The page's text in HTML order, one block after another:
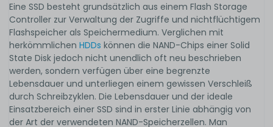
Eine SSD besteht grundsätzlich aus einem Flash Storage
Controller zur Verwaltung der Zugriffe und nichtflüchtigem
Flashspeicher als Speichermedium. Verglichen mit
herkömmlichen HDDs können die NAND-Chips einer Solid
State Disk jedoch nicht unendlich oft neu beschrieben
werden, sondern verfügen über eine begrenzte
Lebensdauer und unterliegen einem gewissen Verschleiß
durch Schreibzyklen. Die Lebensdauer und der ideale
Einsatzbereich einer SSD sind in erster Linie abhängig von
der Art der verwendeten NAND-Speicherzellen. Man